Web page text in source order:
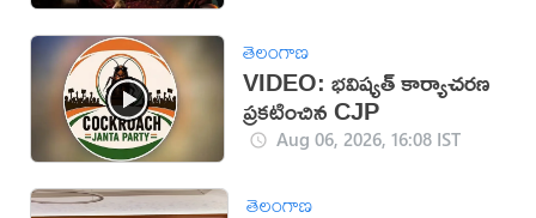
తెలంగాణ
VIDEO: భవిష్యత్ కార్యాచరణ
ప్రకటించిన CJP
Aug 06, 2026, 16:08 IST
తెలంగాణ